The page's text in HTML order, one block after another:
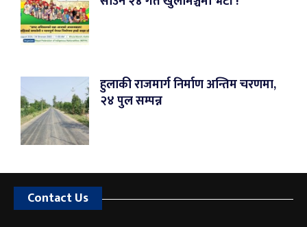
हुलाकी राजमार्ग निर्माण अन्तिम चरणमा,
२४ पुल सम्पन्न
Contact Us